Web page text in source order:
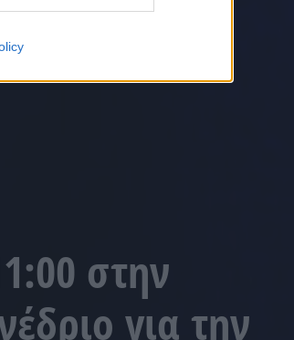
στην
για την